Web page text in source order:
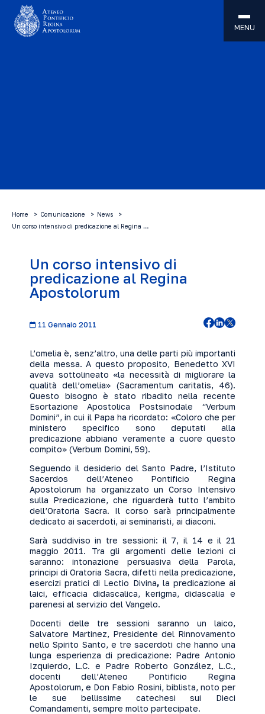
MENU
Home Comunicazione
News
Un corso intensivo di predicazione al Regina …
Un corso intensivo di
predicazione al Regina
Apostolorum
11 Gennaio 2011
L’omelia è, senz’altro, una delle parti più importanti
della messa. A questo proposito, Benedetto XVI
aveva sottolineato «la necessità di migliorare la
qualità dell’omelia» (Sacramentum caritatis, 46).
Questo bisogno è stato ribadito nella recente
Esortazione Apostolica Postsinodale “Verbum
Domini”, in cui il Papa ha ricordato: «Coloro che per
ministero specifico sono deputati alla
predicazione abbiano veramente a cuore questo
compito» (Verbum Domini, 59).
Seguendo il desiderio del Santo Padre, l’Istituto
Sacerdos dell’Ateneo Pontificio Regina
Apostolorum ha organizzato un Corso Intensivo
sulla Predicazione, che riguarderà tutto l’ambito
dell’Oratoria Sacra. Il corso sarà principalmente
dedicato ai sacerdoti, ai seminaristi, ai diaconi.
Sarà suddiviso in tre sessioni: il 7, il 14 e il 21
maggio 2011. Tra gli argomenti delle lezioni ci
saranno: intonazione persuasiva della Parola,
principi di Oratoria Sacra, difetti nella predicazione,
esercizi pratici di Lectio Divina,la predicazione ai
laici, efficacia didascalica, kerigma, didascalia e
parenesi al servizio del Vangelo.
Docenti delle tre sessioni saranno un laico,
Salvatore Martinez, Presidente del Rinnovamento
nello Spirito Santo, e tre sacerdoti che hanno una
lunga esperienza di predicazione: Padre Antonio
Izquierdo, L.C. e Padre Roberto González, L.C.,
docenti dell’Ateneo Pontificio Regina
Apostolorum, e Don Fabio Rosini, biblista, noto per
le sue bellissime catechesi sui Dieci
Comandamenti, sempre molto partecipate.